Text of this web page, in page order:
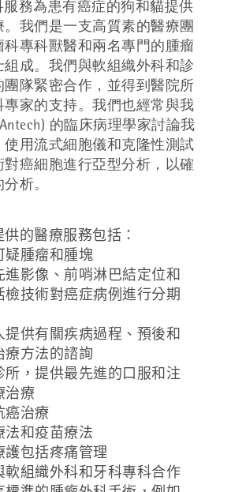
服務為患有癌症的狗和貓提供
。我們是一支高質素的醫療團
科專科獸醫和兩名專門的腫瘤
組成。我們與軟組織外科和診
團隊緊密合作，並得到醫院所
專家的支持。我們也經常與我
的臨床病理學家討論我
使用流式細胞儀和克隆性測試
對癌細胞進行亞型分析，以確
析。
的醫療服務包括：
疑腫瘤和腫塊
進影像、前哨淋巴結定位和
檢技術對癌症病例進行分期
提供有關疾病過程、預後和
療方法的諮詢
所，提供最先進的口服和注
治療
癌治療
法和疫苗療法
護包括疼痛管理
軟組織外科和牙科專科合作